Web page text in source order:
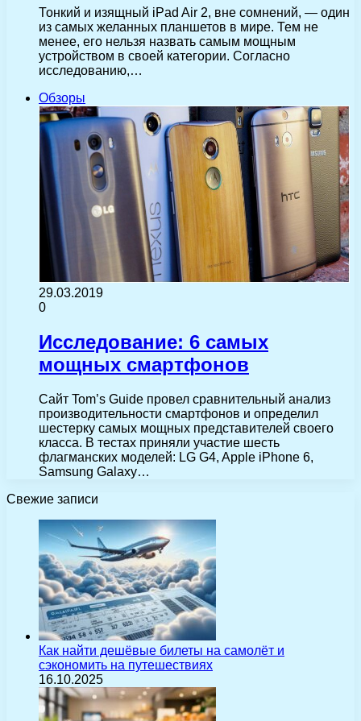
Тонкий и изящный iPad Air 2, вне сомнений, — один
из самых желанных планшетов в мире. Тем не
менее, его нельзя назвать самым мощным
устройством в своей категории. Согласно
исследованию,…
Обзоры
29.03.2019
0
Исследование: 6 самых
мощных смартфонов
Сайт Tom’s Guide провел сравнительный анализ
производительности смартфонов и определил
шестерку самых мощных представителей своего
класса. В тестах приняли участие шесть
флагманских моделей: LG G4, Apple iPhone 6,
Samsung Galaxy…
Свежие записи
Как найти дешёвые билеты на самолёт и
сэкономить на путешествиях
16.10.2025